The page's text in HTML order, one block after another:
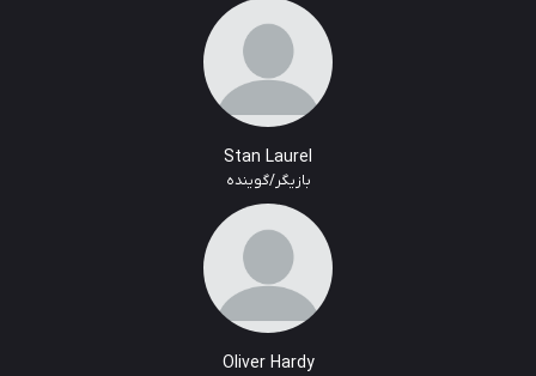
Stan Laurel
بازیگر/گوینده
Oliver Hardy